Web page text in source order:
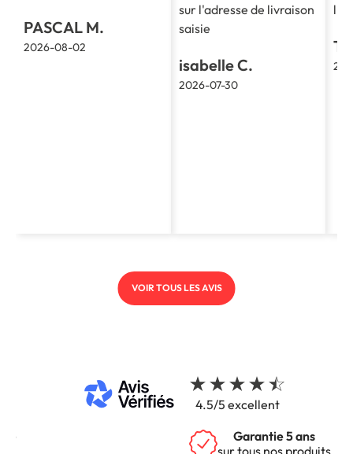
PASCAL M.
2026-08-02
sur l'adresse de livraison
saisie
isabelle C.
2026-07-30
VOIR TOUS LES AVIS
4.5/5 excellent
Garantie 5 ans
sur tous nos produits